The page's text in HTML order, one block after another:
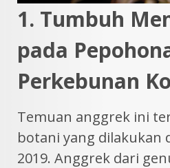
1. Tumbuh
pada
Perkebunan
Temuan anggrek ini
botani yang dilakukan
2019. Anggrek dari